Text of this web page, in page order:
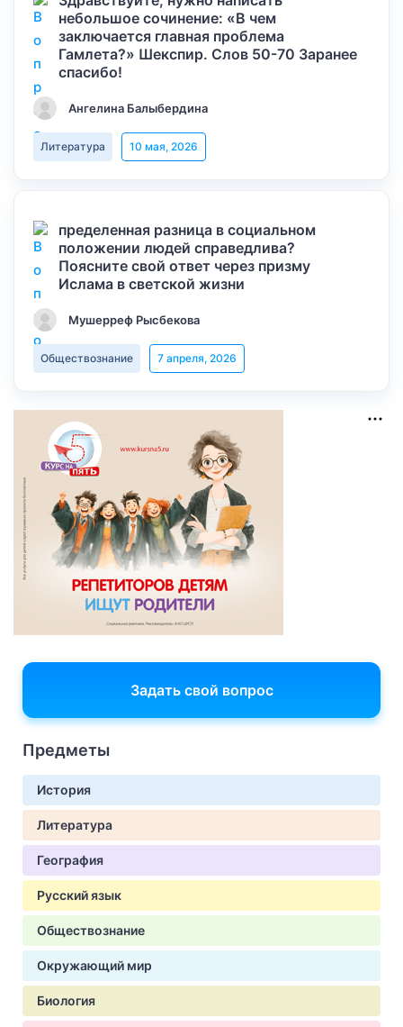
небольшое сочинение: «В чем
заключается главная проблема
Гамлета?» Шекспир. Слов 50-70 Заранее
спасибо!
Ангелина Балыбердина
Литература 10 мая, 2026
пределенная разница в социальном
положении людей справедлива?
Поясните свой ответ через призму
Ислама в светской жизни
Мушерреф Рысбекова
Обществознание 7 апреля, 2026
Задать свой вопрос
Предметы
История
Литература
География
Русский язык
Обществознание
Окружающий мир
Биология